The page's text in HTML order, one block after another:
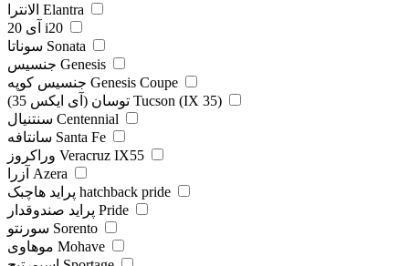
الانترا Elantra
آی 20 i20
سوناتا Sonata
جنسیس Genesis
جنسیس کوپه Genesis Coupe
توسان (آی ایکس 35) Tucson (IX 35)
سنتنیال Centennial
سانتافه Santa Fe
وراکروز Veracruz IX55
آزرا Azera
پراید هاچبک hatchback pride
پراید صندوقدار Pride
سورنتو Sorento
موهاوی Mohave